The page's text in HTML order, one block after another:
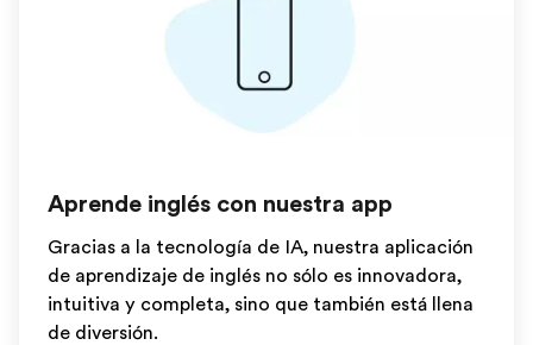
Aprende inglés con nuestra app
Gracias a la tecnología de IA, nuestra aplicación
de aprendizaje de inglés no sólo es innovadora,
intuitiva y completa, sino que también está llena
de diversión.